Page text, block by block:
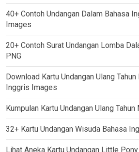
40+ Contoh Undangan Dalam Bahasa
Images
20+ Contoh Surat Undangan Lomba
PNG
Download Kartu Undangan Ulang
Inggris Images
Kumpulan Kartu Undangan Ulang
32+ Kartu Undangan Wisuda Bahasa
Lihat Aneka Kartu Undangan Little